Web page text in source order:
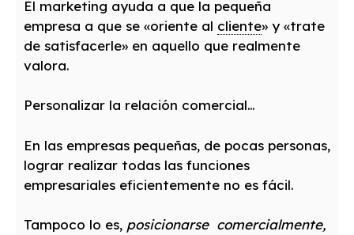
El marketing ayuda a que la pequeña
empresa a que se «oriente al cliente» y «trate
de satisfacerle» en aquello que realmente
valora.
Personalizar la relación comercial…
En las empresas pequeñas, de pocas personas,
lograr realizar todas las funciones
empresariales eficientemente no es fácil.
Tampoco lo es, posicionarse comercialmente,